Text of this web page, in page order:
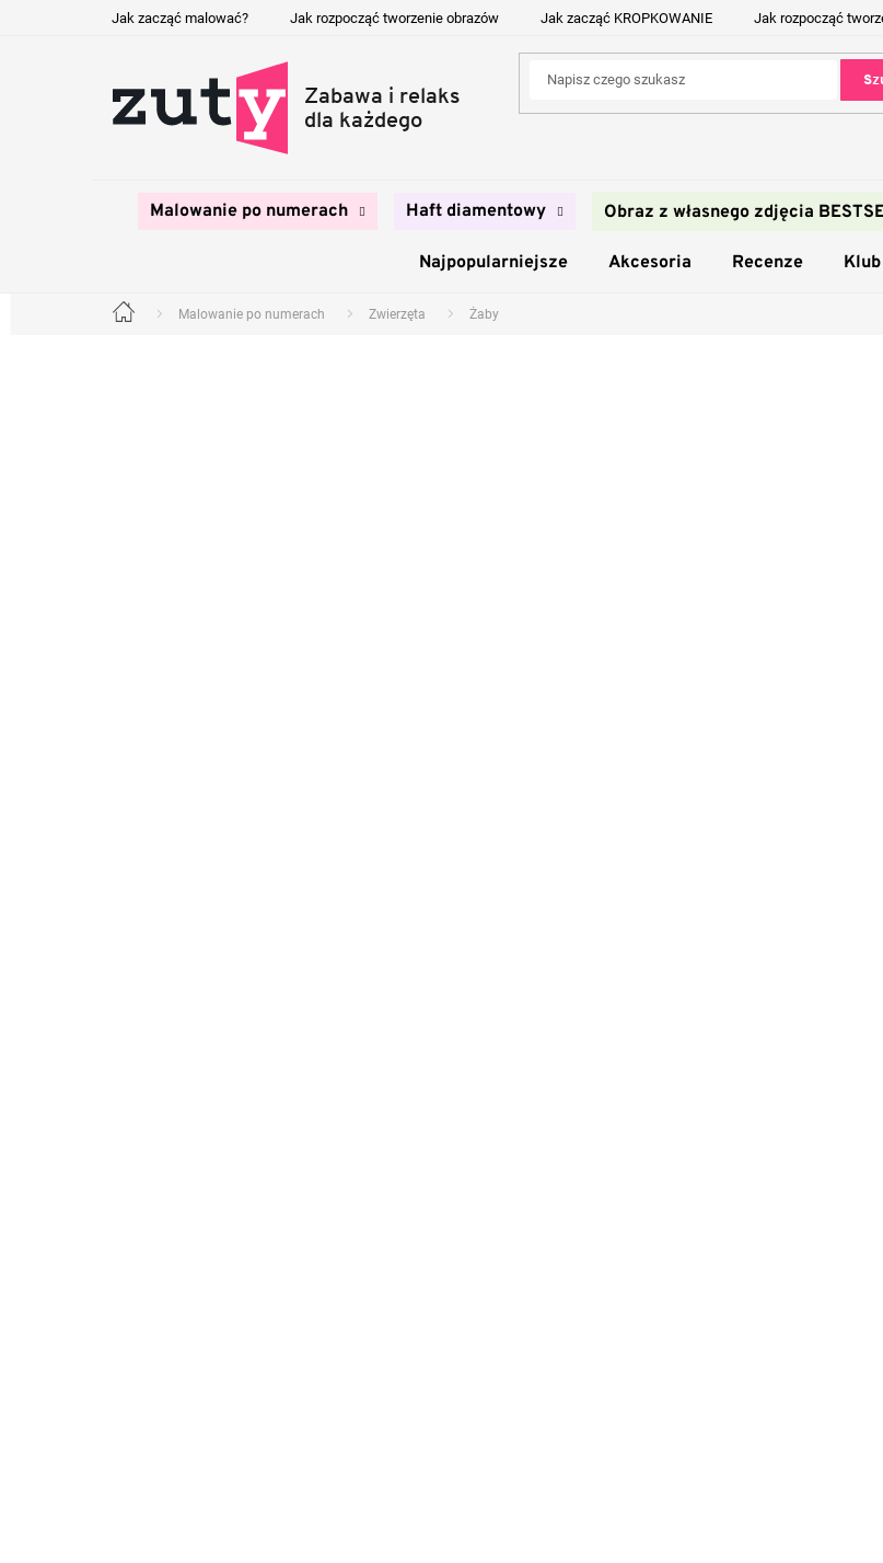
Jak zacząć malować? Jak rozpocząć tworzenie obrazów Jak zacząć KROPKOWANIE Jak rozpocząć
Malowanie po numerach Haft diamentowy Obraz z własnego zdjęcia
Najpopularniejsze Akcesoria Recenze
Home Malowanie po numerach Zwierzęta Żaby